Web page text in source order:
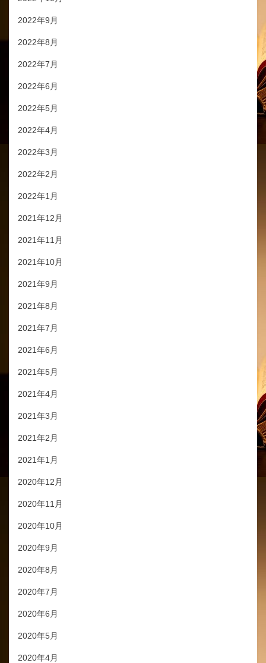
2022年9月
2022年8月
2022年7月
2022年6月
2022年5月
2022年4月
2022年3月
2022年2月
2022年1月
2021年12月
2021年11月
2021年10月
2021年9月
2021年8月
2021年7月
2021年6月
2021年5月
2021年4月
2021年3月
2021年2月
2021年1月
2020年12月
2020年11月
2020年10月
2020年9月
2020年8月
2020年7月
2020年6月
2020年5月
2020年4月